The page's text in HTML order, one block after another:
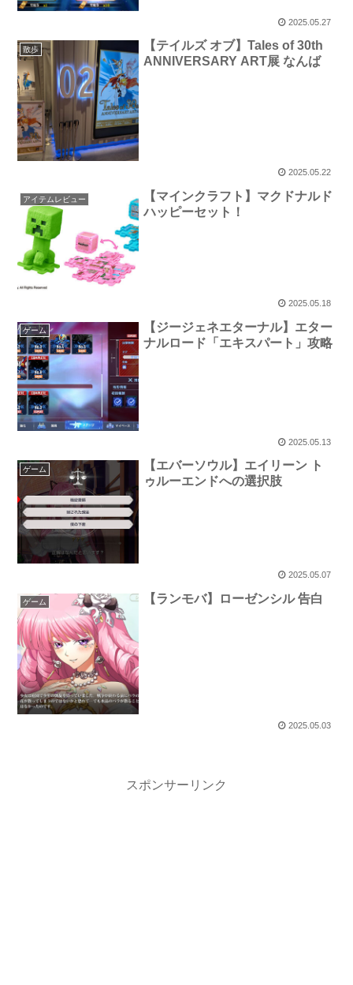
2025.05.27
散歩
【テイルズ オブ】Tales of 30th
ANNIVERSARY ART展 なんば
2025.05.22
アイテムレビュー
【マインクラフト】マクドナルド
ハッピーセット！
2025.05.18
ゲーム
【ジージェネエターナル】エター
ナルロード「エキスパート」攻略
2025.05.13
ゲーム
【エバーソウル】エイリーン ト
ゥルーエンドへの選択肢
2025.05.07
ゲーム 【ランモバ】ローゼンシル 告白
2025.05.03
スポンサーリンク